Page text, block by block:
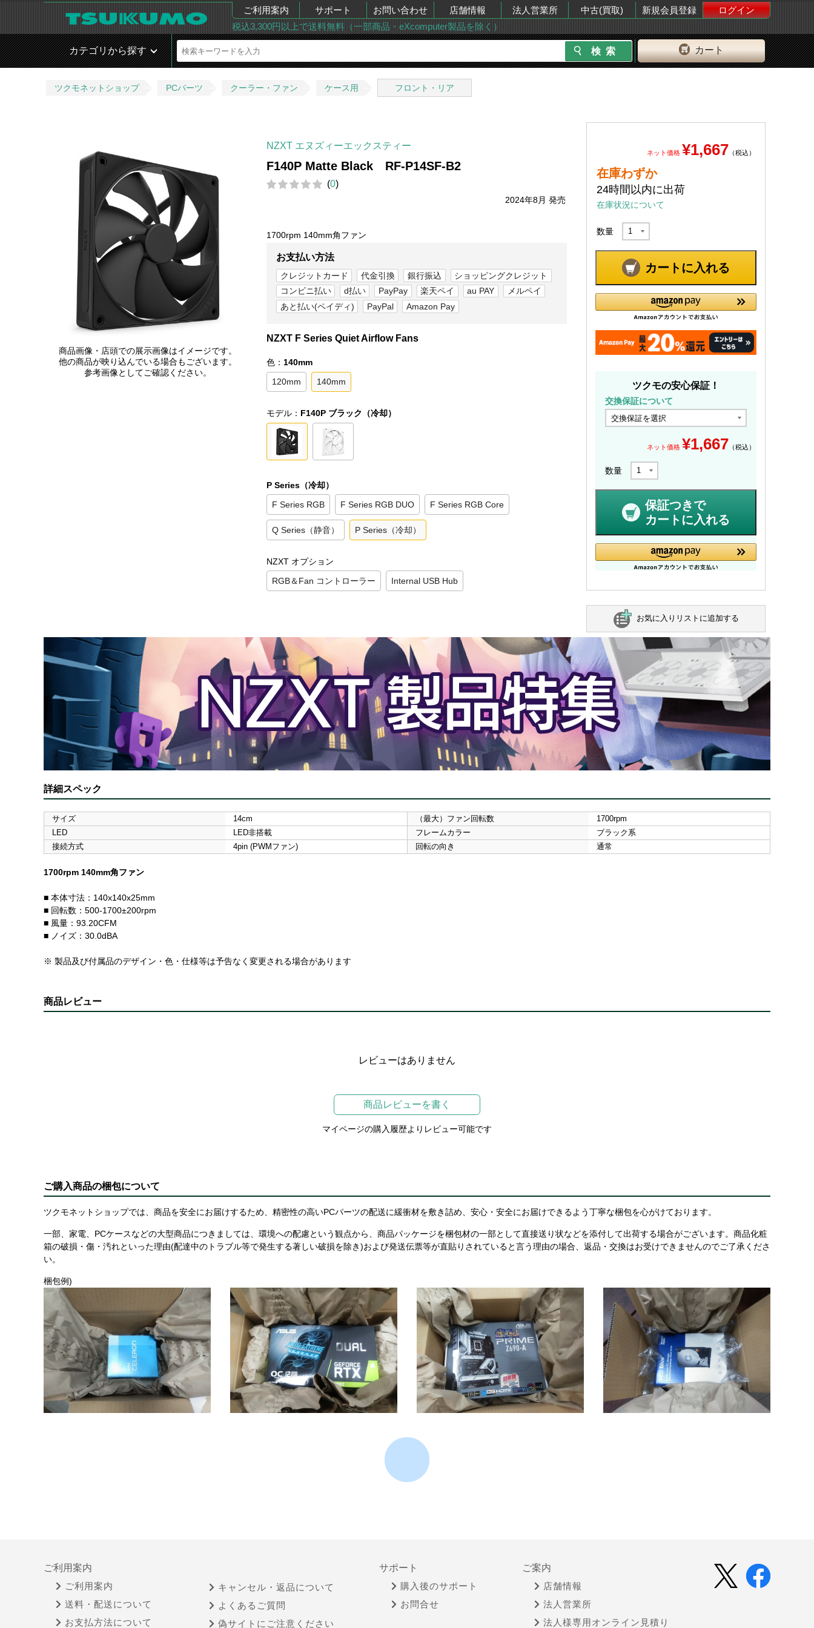
ご利用案内 サポート お問い合わせ 店舗情報 法人営業所 中古(買取) 新規会員登録
ログイン
税込3,300円以上で送料無料（一部商品・eXcomputer製品を除く）
カート
カテゴリから探す
ツクモネットショップ PCパーツ クーラー・ファン ケース用 フロント・リア
商品画像・店頭での展示画像はイメージです。
他の商品が映り込んでいる場合もございます。
参考画像としてご確認ください。
NZXT エヌズィーエックスティー
F140P Matte Black RF-P14SF-B2
(0)
2024年8月 発売
1700rpm 140mm角ファン
お支払い方法
クレジットカード 代金引換 銀行振込
ショッピングクレジット
コンビニ払い
d払い PayPay 楽天ペイ au PAY
メルペイ
あと払い(ペイディ)
PayPal Amazon Pay
NZXT F Series Quiet Airflow Fans
色： 140mm
120mm 140mm
モデル： F140P ブラック（冷却）
P Series（冷却）
F Series RGB F Series RGB DUO F Series RGB Core
Q Series（静音） P Series（冷却）
NZXT オプション
RGB＆Fan コントローラー Internal USB Hub
ネット価格 ¥1,667 （税込）
在庫わずか
24時間以内に出荷
在庫状況について
数量
カートに入れる
ツクモの安心保証！
交換保証について
ネット価格 ¥1,667 （税込）
数量
保証つきで
カートに入れる
お気に入りリストに追加する
詳細スペック
サイズ 14cm （最大）ファン回転数
1700rpm
LED
LED非搭載 フレームカラー
ブラック系
接続方式
4pin (PWMファン) 回転の向き 通常
1700rpm 140mm角ファン
■ 本体寸法：140x140x25mm
■ 回転数：500-1700±200rpm
■ 風量：93.20CFM
■ ノイズ：30.0dBA
※ 製品及び付属品のデザイン・色・仕様等は予告なく変更される場合があります
商品レビュー
レビューはありません
商品レビューを書く
マイページの購入履歴よりレビュー可能です
ご購入商品の梱包について
ツクモネットショップでは、商品を安全にお届けするため、精密性の高いPCパーツの配送に緩衝材を敷き詰め、安心・安全にお届けできるよう丁寧な梱包を心がけております。
一部、家電、PCケースなどの大型商品につきましては、環境への配慮という観点から、商品パッケージを梱包材の一部として直接送り状などを添付して出荷する場合がございます。商品化粧
箱の破損・傷・汚れといった理由(配達中のトラブル等で発生する著しい破損を除き)および発送伝票等が直貼りされていると言う理由の場合、返品・交換はお受けできませんのでご了承くださ
い。
梱包例)
ご利用案内
ご利用案内
送料・配送について
お支払方法について
キャンセル・返品について
よくあるご質問
偽サイトにご注意ください
サポート
購入後のサポート
お問合せ
ご案内
店舗情報
法人営業所
法人様専用オンライン見積り